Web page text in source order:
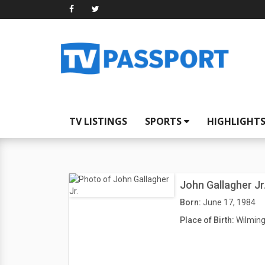
TV LISTINGS SPORTS HIGHLIGHTS
John Gallagher Jr.
Born: June 17, 1984
Place of Birth: